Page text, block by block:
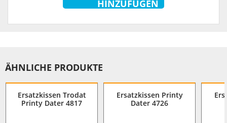
HINZUFÜGEN
ÄHNLICHE PRODUKTE
Ersatzkissen Trodat
Printy Dater 4817
Ersatzkissen Printy
Dater 4726